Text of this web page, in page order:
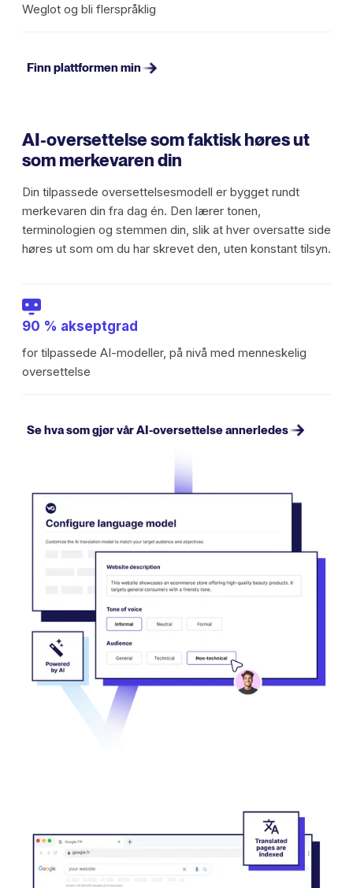
Weglot og bli flerspråklig
Finn plattformen min
AI-oversettelse som faktisk høres ut
som merkevaren din
Din tilpassede oversettelsesmodell er bygget rundt
merkevaren din fra dag én. Den lærer tonen,
terminologien og stemmen din, slik at hver oversatte side
høres ut som om du har skrevet den, uten konstant tilsyn.
90 % akseptgrad
for tilpassede AI-modeller, på nivå med menneskelig
oversettelse
Se hva som gjør vår AI-oversettelse annerledes